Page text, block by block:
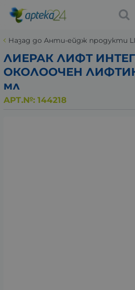
Назад до Анти-ейдж продукти
ЛИЕРАК ЛИФТ
ОКОЛООЧЕН
мл
АРТ.№: 144218